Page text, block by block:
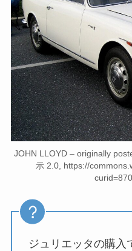
JOHN LLOYD – originally
示 2.0, https://
ジュリエッタの購入